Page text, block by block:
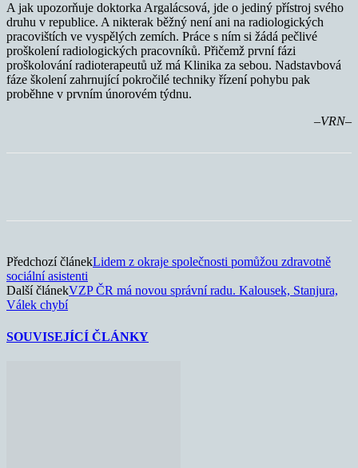
A jak upozorňuje doktorka Argalácsová, jde o jediný přístroj svého
druhu v republice. A nikterak běžný není ani na radiologických
pracovištích ve vyspělých zemích. Práce s ním si žádá pečlivé
proškolení radiologických pracovníků. Přičemž první fázi
proškolování radioterapeutů už má Klinika za sebou. Nadstavbová
fáze školení zahrnující pokročilé techniky řízení pohybu pak
proběhne v prvním únorovém týdnu.
–VRN–
Předchozí článekLidem z okraje společnosti pomůžou zdravotně
sociální asistenti
Další článekVZP ČR má novou správní radu. Kalousek, Stanjura,
Válek chybí
SOUVISEJÍCÍ ČLÁNKY